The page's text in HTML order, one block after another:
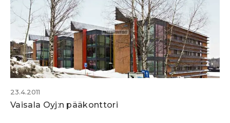
23.4.2011
Vaisala Oyj:n pääkonttori